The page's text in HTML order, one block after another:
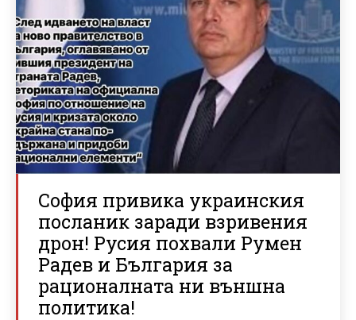
София привика украинския
посланик заради взривения
дрон! Русия похвали Румен
Радев и България за
рационалната ни външна
политика!